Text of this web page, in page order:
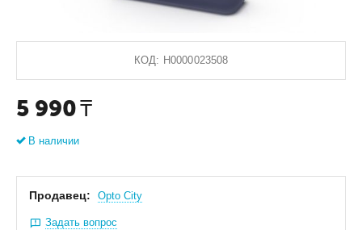
КОД: Н0000023508
5 990 ₸
В наличии
Продавец: Оpto City
Задать вопрос